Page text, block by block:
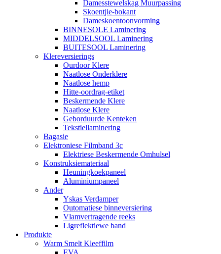
Damesstewelskag Muurpassing
Skoentjie-bokant
Dameskoentoonvorming
BINNESOLE Laminering
MIDDELSOOL Laminering
BUITESOOL Laminering
Klereversierings
Ourdoor Klere
Naatlose Onderklere
Naatlose hemp
Hitte-oordrag-etiket
Beskermende Klere
Naatlose Klere
Geborduurde Kenteken
Tekstiellaminering
Bagasie
Elektroniese Filmband 3c
Elektriese Beskermende Omhulsel
Konstruksiemateriaal
Heuningkoekpaneel
Aluminiumpaneel
Ander
Yskas Verdamper
Outomatiese binneversiering
Vlamvertragende reeks
Ligreflektiewe band
Produkte
Warm Smelt Kleeffilm
EVA